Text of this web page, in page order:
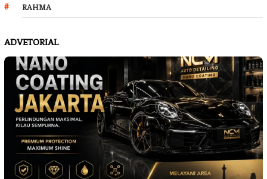
RAHMA
ADVETORIAL